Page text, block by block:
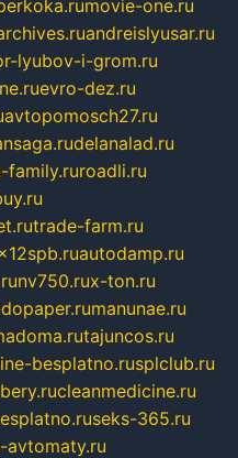
movie-one.ru
andreislyusar.ru
lyubov-i-grom.ru
evro-dez.ru
avtopomosch27.ru
delanalad.ru
family.ruroadli.ru
trade-farm.ru
autodamp.ru
nv750.rux-ton.ru
manunae.ru
tajuncos.ru
besplatno.rusplclub.ru
cleanmedicine.ru
seks-365.ru